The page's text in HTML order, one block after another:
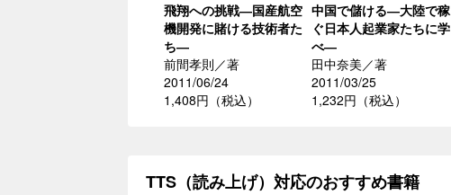
飛翔への挑戦―国産航空
機開発に賭ける技術者た
ち―
前間孝則／著
2011/06/24
1,408円（税込）
中国で儲ける―大陸で稼
ぐ日本人起業家たちに学
べ―
田中奈美／著
2011/03/25
1,232円（税込）
TTS（読み上げ）対応のおすすめ書籍